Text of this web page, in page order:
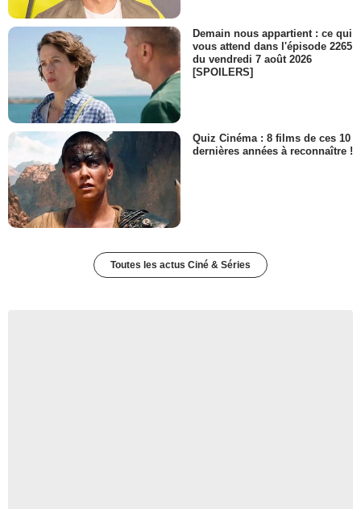
Demain nous appartient : ce qui
vous attend dans l'épisode 2265
du vendredi 7 août 2026
[SPOILERS]
Quiz Cinéma : 8 films de ces 10
dernières années à reconnaître !
Toutes les actus Ciné & Séries